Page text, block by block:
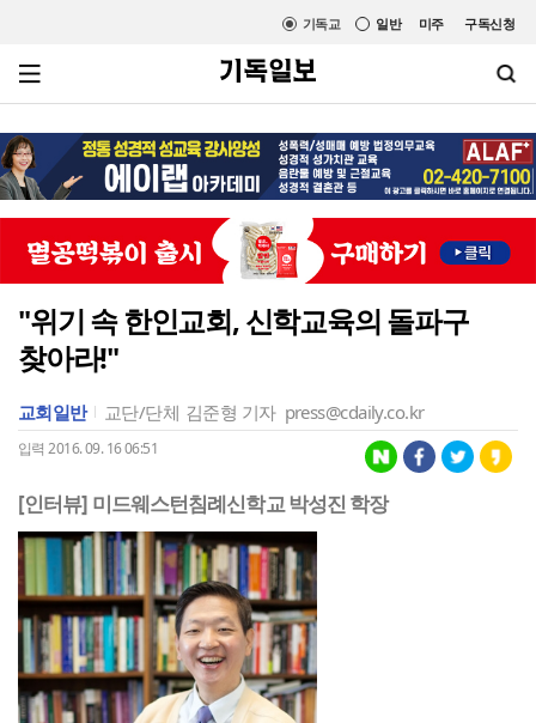
미주 구독신청
일반
기독교
"위기 속 한인교회, 신학교육의 돌파구
찾아라!"
교회일반 교단/단체 김준형 기자 press@cdaily.co.kr
입력 2016. 09. 16 06:51
[인터뷰] 미드웨스턴침례신학교 박성진 학장